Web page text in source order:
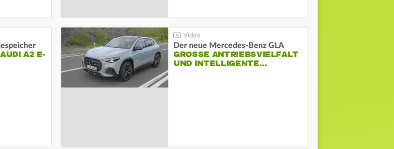
A2 E-
Der neue Mercedes-Benz GLA
GROSSE ANTRIEBSVIELFALT U
ND INTELLIGENTE…